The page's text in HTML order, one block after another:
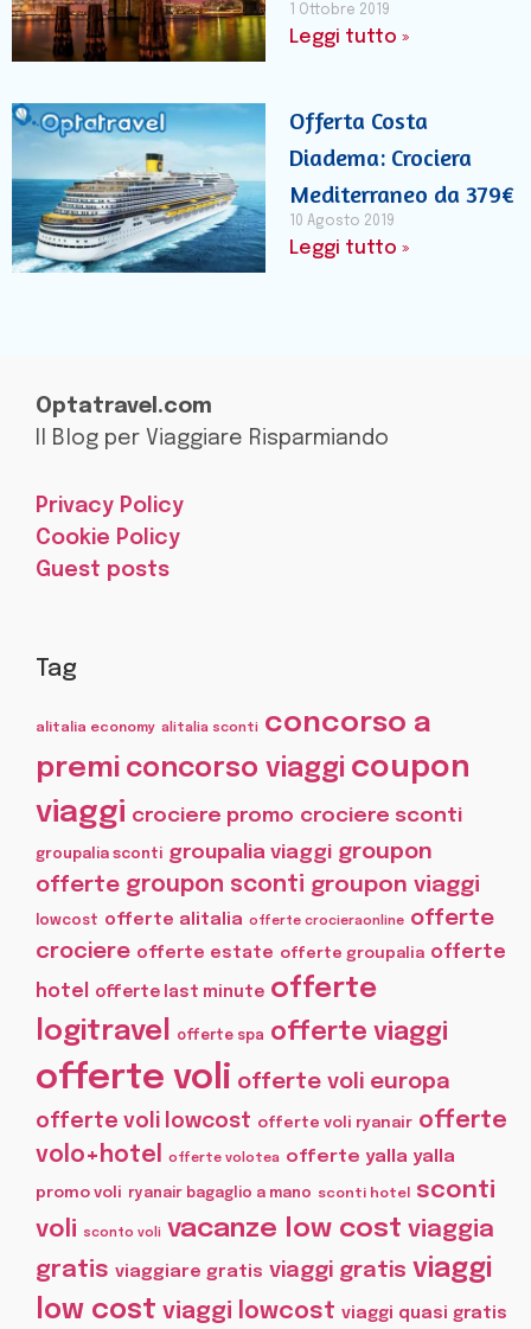
1 Ottobre 2019
Leggi tutto »
Offerta Costa
Diadema: Crociera
Mediterraneo da 379€
10 Agosto 2019
Leggi tutto »
Optatravel.com
Il Blog per Viaggiare Risparmiando
Privacy Policy
Cookie Policy
Guest posts
Tag
alitalia economy alitalia sconti concorso a
premi concorso viaggi coupon
viaggi crociere promo crociere sconti
groupalia sconti groupalia viaggi groupon
offerte groupon sconti groupon viaggi
lowcost offerte alitalia offerte crocieraonline offerte
crociere offerte estate offerte groupalia offerte
hotel
offerte last minute offerte
logitravel
offerte spa offerte viaggi
offerte voli offerte voli europa
offerte voli lowcost offerte voli ryanair offerte
volo+hotel
offerte volotea offerte yalla yalla
promo voli ryanair bagaglio a mano sconti hotel
sconti
voli
sconto voli vacanze low cost viaggia
gratis viaggiare gratis viaggi gratis viaggi
low cost viaggi lowcost viaggi quasi gratis